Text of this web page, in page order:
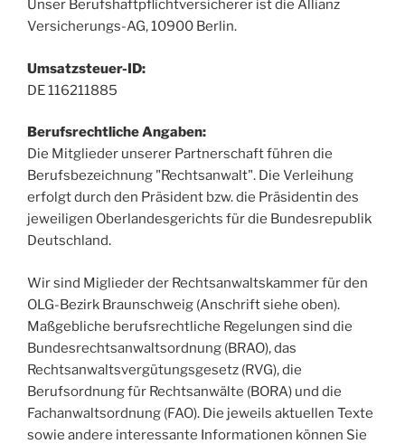
Unser Berufshaftpflichtversicherer ist die Allianz
Versicherungs-AG, 10900 Berlin.
Umsatzsteuer-ID:
DE 116211885
Berufsrechtliche Angaben:
Die Mitglieder unserer Partnerschaft führen die
Berufsbezeichnung "Rechtsanwalt". Die Verleihung
erfolgt durch den Präsident bzw. die Präsidentin des
jeweiligen Oberlandesgerichts für die Bundesrepublik
Deutschland.
Wir sind Miglieder der Rechtsanwaltskammer für den
OLG-Bezirk Braunschweig (Anschrift siehe oben).
Maßgebliche berufsrechtliche Regelungen sind die
Bundesrechtsanwaltsordnung (BRAO), das
Rechtsanwaltsvergütungsgesetz (RVG), die
Berufsordnung für Rechtsanwälte (BORA) und die
Fachanwaltsordnung (FAO). Die jeweils aktuellen Texte
sowie andere interessante Informationen können Sie